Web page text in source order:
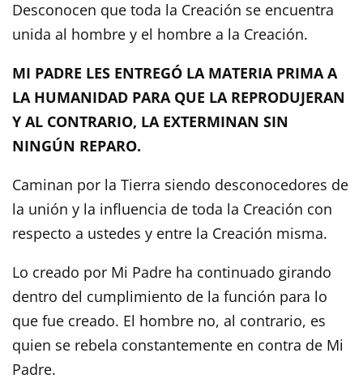
Desconocen que toda la Creación se encuentra
unida al hombre y el hombre a la Creación.
MI PADRE LES ENTREGÓ LA MATERIA PRIMA A
LA HUMANIDAD PARA QUE LA REPRODUJERAN
Y AL CONTRARIO, LA EXTERMINAN SIN
NINGÚN REPARO.
Caminan por la Tierra siendo desconocedores de
la unión y la influencia de toda la Creación con
respecto a ustedes y entre la Creación misma.
Lo creado por Mi Padre ha continuado girando
dentro del cumplimiento de la función para lo
que fue creado. El hombre no, al contrario, es
quien se rebela constantemente en contra de Mi
Padre.